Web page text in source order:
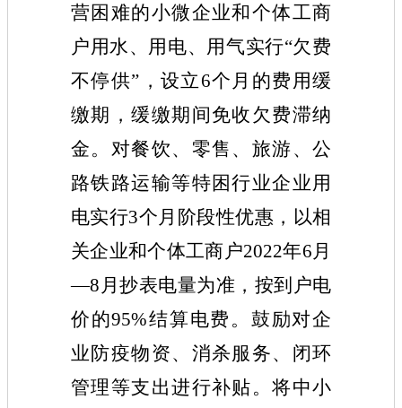
营困难的小微企业和个体工商
户用水、用电、用气实行“欠费
不停供”，设立6个月的费用缓
缴期，缓缴期间免收欠费滞纳
金。对餐饮、零售、旅游、公
路铁路运输等特困行业企业用
电实行3个月阶段性优惠，以相
关企业和个体工商户2022年6月
—8月抄表电量为准，按到户电
价的95%结算电费。鼓励对企
业防疫物资、消杀服务、闭环
管理等支出进行补贴。将中小